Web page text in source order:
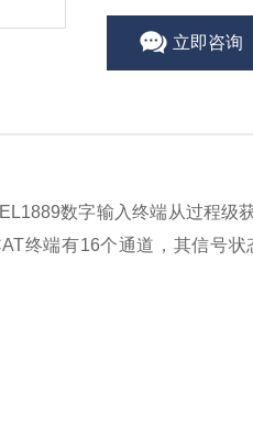
立即咨询
数字输入终端从过程级
终端有16个通道，其信号